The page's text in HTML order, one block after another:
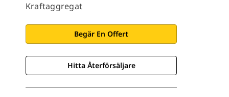
Kraftaggregat
Begär En Offert
Hitta Återförsäljare